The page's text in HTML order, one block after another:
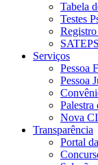
Tabela
Testes
Serviços
Pessoa
Pessoa
Palestra
Nova
Transparência
Portal